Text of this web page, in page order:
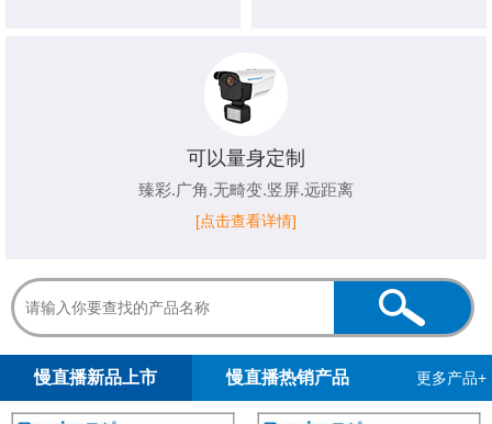
可以量身定制
臻彩.广角.无畸变.竖屏.远距离
[点击查看详情]
慢直播新品上市 慢直播热销产品 更多产品+